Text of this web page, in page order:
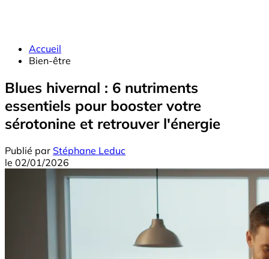
Accueil
Bien-être
Blues hivernal : 6 nutriments
essentiels pour booster votre
sérotonine et retrouver l'énergie
Publié par Stéphane Leduc
le 02/01/2026